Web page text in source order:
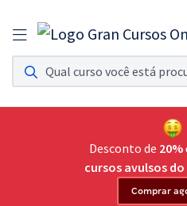
Assinatura Ilimitada 11
Acesso a todos os cursos. Teste grátis por
Assinatura OAB Até Passar
Acesso ilimitado a toda preparação para
Residências Multiprofissionais
Desconto de
cursos avulsos do
Comprar